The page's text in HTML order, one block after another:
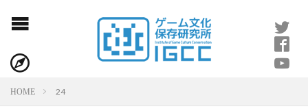
HOME 24